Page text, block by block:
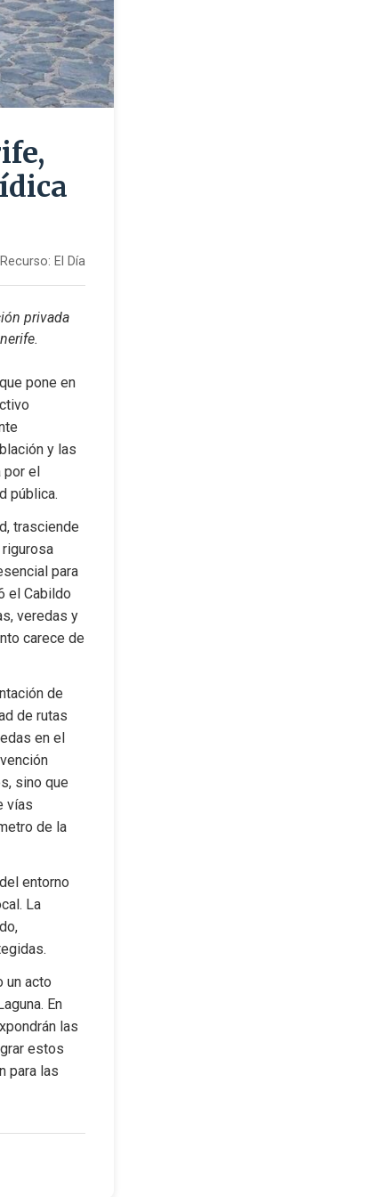
Recurso: El Día
privada
pone en
y las
por el
pública.
trasciende
para
el Cabildo
veredas y
carece de
de
de rutas
en el
sino que
vías
de la
entorno
La
un acto
En
las
estos
para las